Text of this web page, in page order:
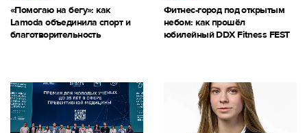
«Помогаю на бегу»: как
Lamoda объединила спорт и
благотворительность
Фитнес-город под открытым
небом: как прошёл
юбилейный DDX Fitness FEST